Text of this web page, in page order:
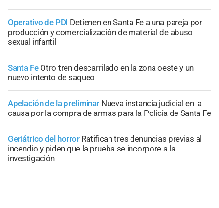
Operativo de PDI Detienen en Santa Fe a una pareja por
producción y comercialización de material de abuso
sexual infantil
Santa Fe Otro tren descarrilado en la zona oeste y un
nuevo intento de saqueo
Apelación de la preliminar Nueva instancia judicial en la
causa por la compra de armas para la Policía de Santa Fe
Geriátrico del horror Ratifican tres denuncias previas al
incendio y piden que la prueba se incorpore a la
investigación